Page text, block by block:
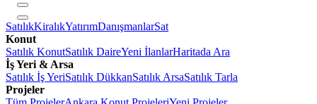
SatılıkKiralıkYatırımDanışmanlarSat
Konut
Satılık KonutSatılık DaireYeni İlanlarHaritada Ara
İş Yeri & Arsa
Satılık İş YeriSatılık DükkanSatılık ArsaSatılık Tarla
Projeler